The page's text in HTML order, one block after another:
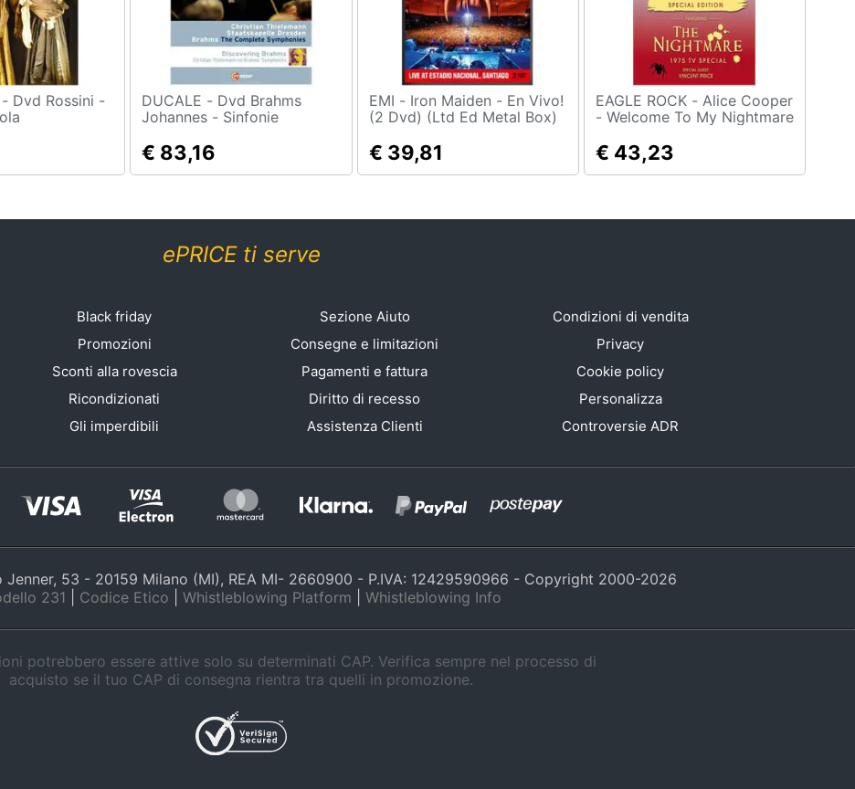
-
DUCALE - Dvd Brahms
Johannes - Sinfonie
€ 83,16
EMI - Iron Maiden - En Vivo!
(2 Dvd) (Ltd Ed Metal Box)
€ 39,81
EAGLE ROCK - Alice Cooper
- Welcome To My Nightmare
€ 43,23
ePRICE ti serve
Black friday
Promozioni
Sconti alla rovescia
Ricondizionati
Gli imperdibili
Sezione Aiuto
Consegne e limitazioni
Pagamenti e fattura
Diritto di recesso
Assistenza Clienti
Condizioni di vendita
Privacy
Cookie policy
Personalizza
Controversie ADR
Jenner, 53 - 20159 Milano (MI), REA MI- 2660900 - P.IVA: 12429590966 - Copyright 2000-2026
231
Codice Etico Whistleblowing Platform Whistleblowing Info
potrebbero essere attive solo su determinati CAP. Verifica sempre nel processo di
acquisto se il tuo CAP di consegna rientra tra quelli in promozione.